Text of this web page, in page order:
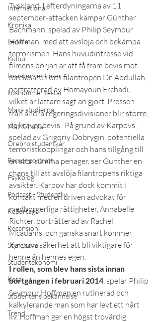
International
Krönika
Ledare
Kultur
Lösnummer tipsar
Lösnummer testar
Maxa studierna
Mat & hälsa
Örebro studentkår
Personporträtt
Psykologi
Podcast - Studentliv
Reportage
Recension
Styrelseval
Studentekonomi
Resa
Studentens bekännelse
Trend
Tyskland. I efterdyningarna av 11
september-attacken kämpar Günther
Bachmann, spelad av Philip Seymour
Hoffman, med att avslöja och bekämpa
terrorismen. Hans huvudintresse vid
filmens början är att få fram bevis mot
föreläsaren och filantropen Dr. Abdullah,
porträtterad av Homayoun Erchadi,
vilket är lättare sagt än gjort. Pressen
från andra regeringsdivisioner blir större,
de kräver bevis.  På grund av Karpovs,
spelad av Grigoriy Dobrygin, potentiella
terroristkopplingar och hans tillgång till
en stor summa penager, ser Gunther en
chans till att avslöja filantropens riktiga
avsikter. Karpov har dock kommit i
kontakt med en driven advokat för
medborgerliga rättigheter, Annabelle
Richter, porträtterad av Rachel
Mcadams, och ganska snart kommer
Karpovs säkerhet att bli viktigare för
henne än hennes egen.
I rollen, som blev hans sista innan
bortgången i februari 2014, spelar Philip
Seymour Hoffman en rutinerad och
kalkylerande man som har levt ett hårt
liv. Hoffman ger en högst trovärdig